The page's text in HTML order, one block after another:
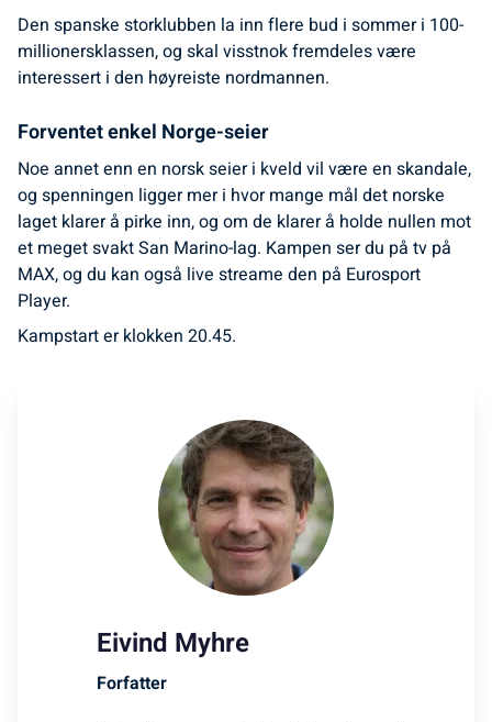
Den spanske storklubben la inn flere bud i sommer i 100-
millionersklassen, og skal visstnok fremdeles være
interessert i den høyreiste nordmannen.
Forventet enkel Norge-seier
Noe annet enn en norsk seier i kveld vil være en skandale,
og spenningen ligger mer i hvor mange mål det norske
laget klarer å pirke inn, og om de klarer å holde nullen mot
et meget svakt San Marino-lag. Kampen ser du på tv på
MAX, og du kan også live streame den på Eurosport
Player.
Kampstart er klokken 20.45.
Eivind Myhre
Forfatter